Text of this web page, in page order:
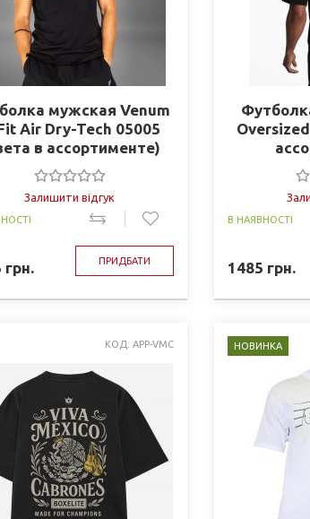
мужская Venum
Air Dry-Tech 05005
в ассортименте)
Залишити відгук
грн. ПРИДБАТИ
В НАЯВНОСТІ
1485 грн.
КОД: APP-VMC НОВИНКА